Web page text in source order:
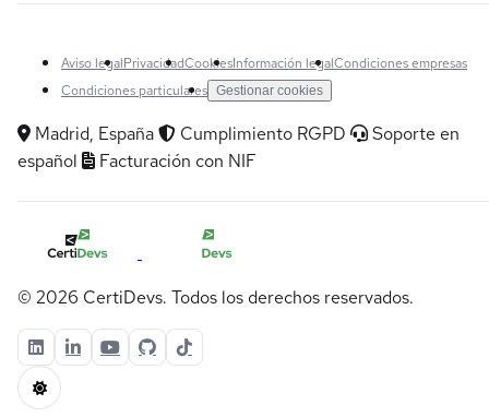
Aviso legalPrivacidadCookiesInformación legalCondiciones empresas
Condiciones particulares Gestionar cookies
Madrid, España Cumplimiento RGPD
Soporte en
español
Facturación con NIF
© 2026 CertiDevs. Todos los derechos reservados.